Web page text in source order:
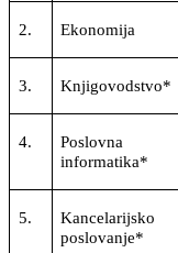
2. Ekonomija
3. Knjigovodstvo*
4.
Poslovna
informatika*
5.
Kancelarijsko
poslovanje*